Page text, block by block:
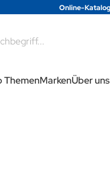
Online-
ThemenMarkenÜber uns